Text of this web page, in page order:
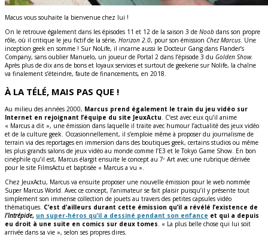
Macus vous souhaite la bienvenue chez lui !
On le retrouve également dans les épisodes 11 et 12 de la saison 3 de Noob dans son propre
rôle, où il critique le jeu fictif de la série, Horizon 2.0, pour son émission Chez Marcus. Une
inception geek en somme ! Sur NoLife, il incarne aussi le Docteur Gang dans Flander’s
Company, sans oublier Manuelo, un joueur de Portal 2 dans l’épisode 3 du Golden Show.
Après plus de dix ans de bons et loyaux services et surtout de geekerie sur Nolife, la chaîne
va finalement s’éteindre, faute de financements, en 2018.
À LA TÉLÉ, MAIS PAS QUE !
Au milieu des années 2000, Marcus prend également le train du jeu vidéo sur
Internet en rejoignant l’équipe du site JeuxActu. C’est avec eux qu’il anime
« Marcus a dit », une émission dans laquelle il traite avec humour l’actualité des jeux vidéo
et de la culture geek. Occasionnellement, il s’emploie même à proposer du journalisme de
terrain via des reportages en immersion dans des boutiques geek, certains studios ou même
les plus grands salons de jeux vidéo au monde comme l’E3 et le Tokyo Game Show. En bon
cinéphile qu’il est, Marcus élargit ensuite le concept au 7ᵉ Art avec une rubrique dérivée
pour le site FilmsActu et baptisée « Marcus a vu ».
Chez JeuxActu, Marcus va ensuite proposer une nouvelle émission pour le web nommée
Super Marcus World. Avec ce concept, l’animateur se fait plaisir puisqu’il y présente tout
simplement son immense collection de jouets au travers des petites capsules vidéo
thématiques. C’est d’ailleurs durant cette émission qu’il a révélé l’existence de
l’Intrépide, un super-héros qu’il a dessiné pendant son enfance et qui a depuis
eu droit à une suite en comics sur deux tomes. « La plus belle chose qui lui soit
arrivée dans sa vie », selon ses propres dires.